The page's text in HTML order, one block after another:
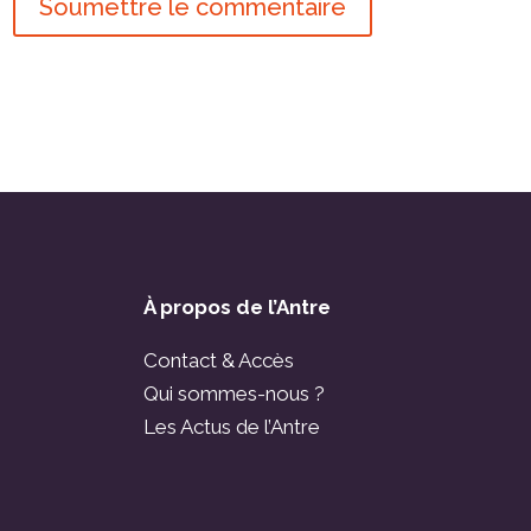
Soumettre le commentaire
À propos de l’Antre
Contact & Accès
Qui sommes-nous ?
Les Actus de l’Antre